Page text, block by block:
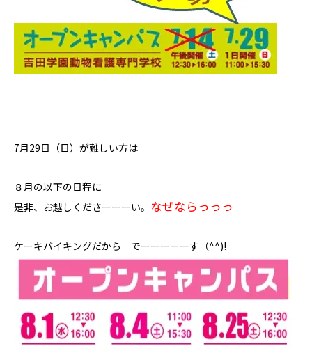
7月29日（日）が難しい方は
８月の以下の日程に
是非、お越しくださーーーい。 なぜならっっっ
ケーキバイキングだから でーーーーーす（^^)!